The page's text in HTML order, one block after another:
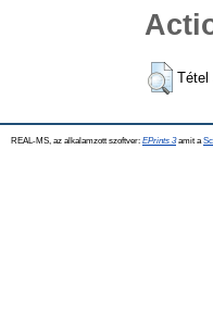
Tétel
REAL-MS, az alkalamzott szoftver: EPrints 3amit a